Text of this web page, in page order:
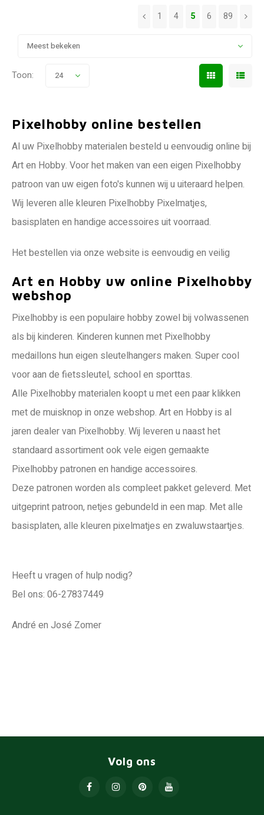
Meest bekeken
1 4 5 6 89
Toon: 24
Pixelhobby online bestellen
Al uw Pixelhobby materialen besteld u eenvoudig online bij
Art en Hobby. Voor het maken van een eigen Pixelhobby
patroon van uw eigen foto's kunnen wij u uiteraard helpen.
Wij leveren alle kleuren Pixelhobby Pixelmatjes,
basisplaten en handige accessoires uit voorraad.
Het bestellen via onze website is eenvoudig en veilig
Art en Hobby uw online Pixelhobby
webshop
Pixelhobby is een populaire hobby zowel bij volwassenen
als bij kinderen. Kinderen kunnen met Pixelhobby
medaillons hun eigen sleutelhangers maken. Super cool
voor aan de fietssleutel, school en sporttas.
Alle Pixelhobby materialen koopt u met een paar klikken
met de muisknop in onze webshop. Art en Hobby is al
jaren dealer van Pixelhobby. Wij leveren u naast het
standaard assortiment ook vele eigen gemaakte
Pixelhobby patronen en handige accessoires.
Deze patronen worden als compleet pakket geleverd. Met
uitgeprint patroon, netjes gebundeld in een map. Met alle
basisplaten, alle kleuren pixelmatjes en zwaluwstaartjes.
Heeft u vragen of hulp nodig?
Bel ons: 06-27837449
André en José Zomer
Volg ons